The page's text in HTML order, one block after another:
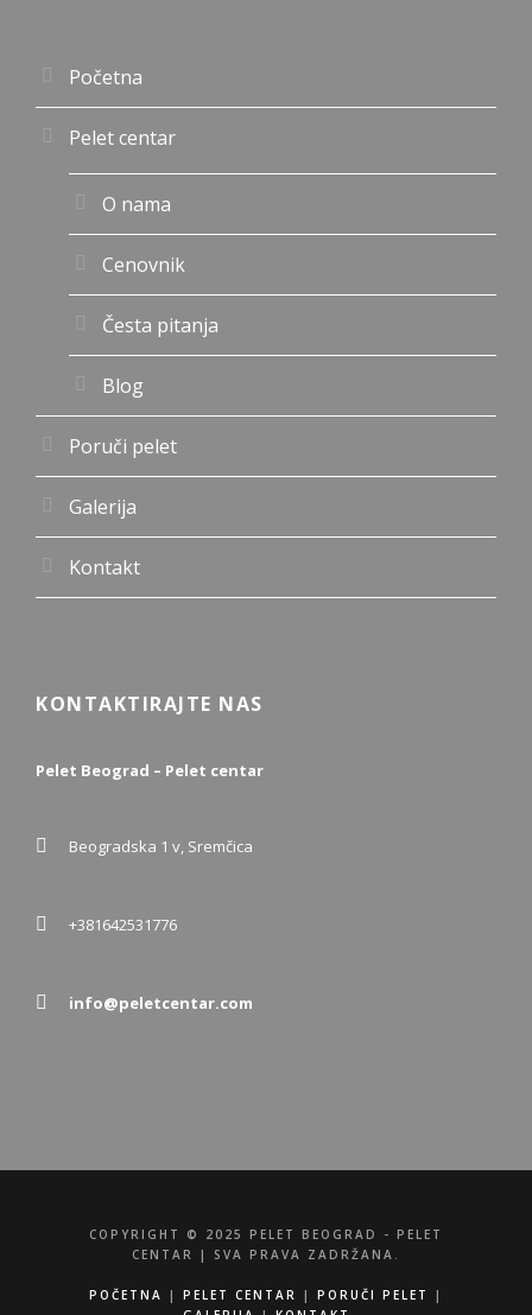
Početna
Pelet centar
O nama
Cenovnik
Česta pitanja
Blog
Poruči pelet
Galerija
Kontakt
KONTAKTIRAJTE NAS
Pelet Beograd – Pelet centar
Beogradska 1 v, Sremčica
+381642531776
info@peletcentar.com
COPYRIGHT © 2025 PELET BEOGRAD - PELET
CENTAR | SVA PRAVA ZADRŽANA.
POČETNA | PELET CENTAR | PORUČI PELET
|